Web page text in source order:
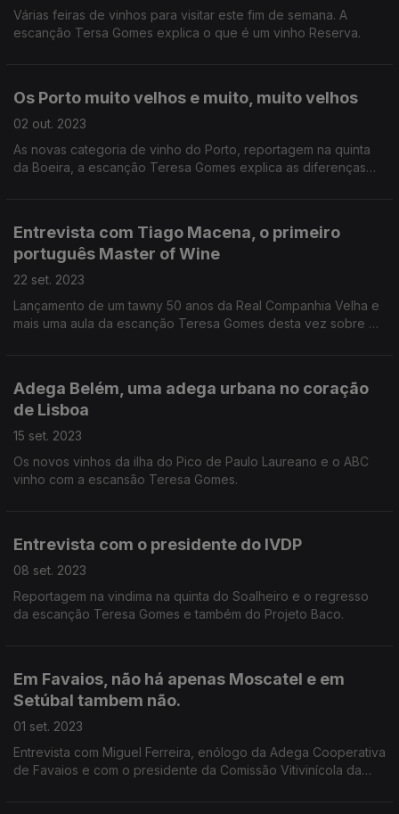
Várias feiras de vinhos para visitar este fim de semana. A
escanção Tersa Gomes explica o que é um vinho Reserva.
Os Porto muito velhos e muito, muito velhos
02 out. 2023
As novas categoria de vinho do Porto, reportagem na quinta
da Boeira, a escanção Teresa Gomes explica as diferenças
Entrevista com Tiago Macena, o primeiro
português Master of Wine
22 set. 2023
Lançamento de um tawny 50 anos da Real Companhia Velha e
mais uma aula da escanção Teresa Gomes desta vez sobre o
Adega Belém, uma adega urbana no coração
de Lisboa
15 set. 2023
Os novos vinhos da ilha do Pico de Paulo Laureano e o ABC
vinho com a escansão Teresa Gomes.
Entrevista com o presidente do IVDP
08 set. 2023
Reportagem na vindima na quinta do Soalheiro e o regresso
da escanção Teresa Gomes e também do Projeto Baco.
Em Favaios, não há apenas Moscatel e em
Setúbal tambem não.
01 set. 2023
Entrevista com Miguel Ferreira, enólogo da Adega Cooperativa
de Favaios e com o presidente da Comissão Vitivinícola da